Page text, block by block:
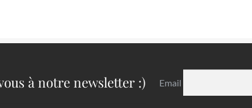
à notre newsletter :) Email